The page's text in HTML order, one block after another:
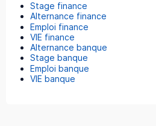
Stage finance
Alternance finance
Emploi finance
VIE finance
Alternance banque
Stage banque
Emploi banque
VIE banque